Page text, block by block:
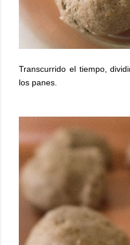
Transcurrido el tiempo,
los panes.